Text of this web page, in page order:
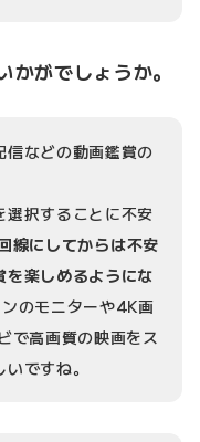
がでしょうか。
などの動画鑑賞の
択することに不安
線にしてからは不安
を楽しめるようにな
のモニターや4K画
で高画質の映画をス
ですね。